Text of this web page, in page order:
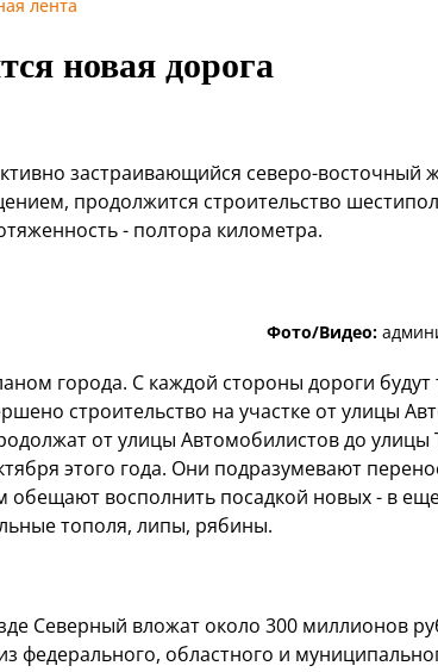
лента
новая дорога
застраивающийся северо-восточный
продолжится строительство
- полтора километра.
Фото/Видео:
города. С каждой стороны дороги
строительство на участке от улицы
от улицы Автомобилистов до улицы
этого года. Они подразумевают
обещают восполнить посадкой новых - в
тополя, липы, рябины.
Северный вложат около 300 миллионов
федерального, областного и